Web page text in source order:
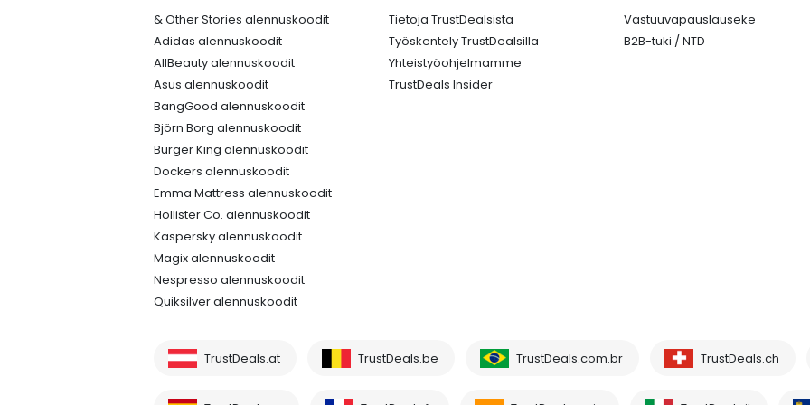
& Other Stories alennuskoodit
Adidas alennuskoodit
AllBeauty alennuskoodit
Asus alennuskoodit
BangGood alennuskoodit
Björn Borg alennuskoodit
Burger King alennuskoodit
Dockers alennuskoodit
Emma Mattress alennuskoodit
Hollister Co. alennuskoodit
Kaspersky alennuskoodit
Magix alennuskoodit
Nespresso alennuskoodit
Quiksilver alennuskoodit
Tietoja TrustDealsista
Työskentely TrustDealsilla
Yhteistyöohjelmamme
TrustDeals Insider
Vastuuvapauslauseke
B2B-tuki / NTD
TrustDeals.at TrustDeals.be TrustDeals.com.br TrustDeals.ch